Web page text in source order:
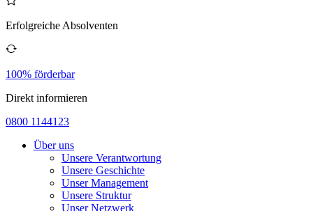
Erfolgreiche Absolventen
100% förderbar
Direkt informieren
0800 1144123
Über uns
Unsere Verantwortung
Unsere Geschichte
Unser Management
Unsere Struktur
Unser Netzwerk